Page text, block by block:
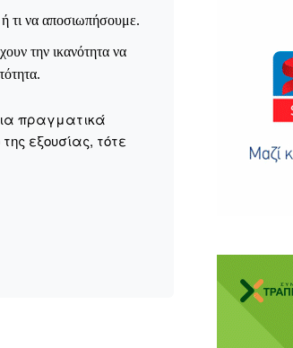
της Κρήτης
άρθρο σας | Κάντε μια δωρεά
τι να αποσιωπήσουμε.
την ικανότητα να
πραγματικά
εξουσίας, τότε